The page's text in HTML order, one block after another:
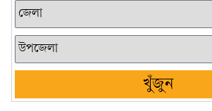
খুঁজুন